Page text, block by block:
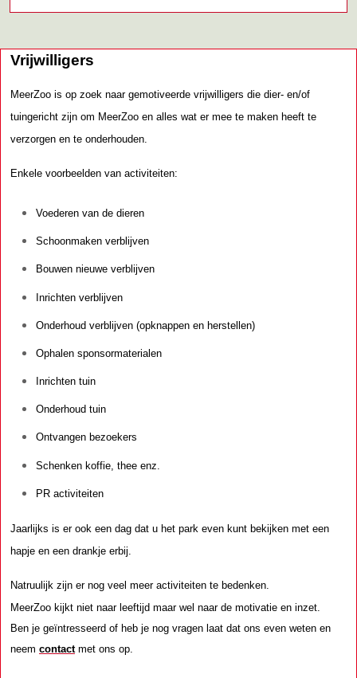
Vrijwilligers
MeerZoo is op zoek naar gemotiveerde vrijwilligers die dier- en/of
tuingericht zijn om MeerZoo en alles wat er mee te maken heeft te
verzorgen en te onderhouden.
Enkele voorbeelden van activiteiten:
Voederen van de dieren
Schoonmaken verblijven
Bouwen nieuwe verblijven
Inrichten verblijven
Onderhoud verblijven (opknappen en herstellen)
Ophalen sponsormaterialen
Inrichten tuin
Onderhoud tuin
Ontvangen bezoekers
Schenken koffie, thee enz.
PR activiteiten
Jaarlijks is er ook een dag dat u het park even kunt bekijken met een
hapje en een drankje erbij.
Natruulijk zijn er nog veel meer activiteiten te bedenken.
MeerZoo kijkt niet naar leeftijd maar wel naar de motivatie en inzet.
Ben je geïntresseerd of heb je nog vragen laat dat ons even weten en
neem contactmet ons op.